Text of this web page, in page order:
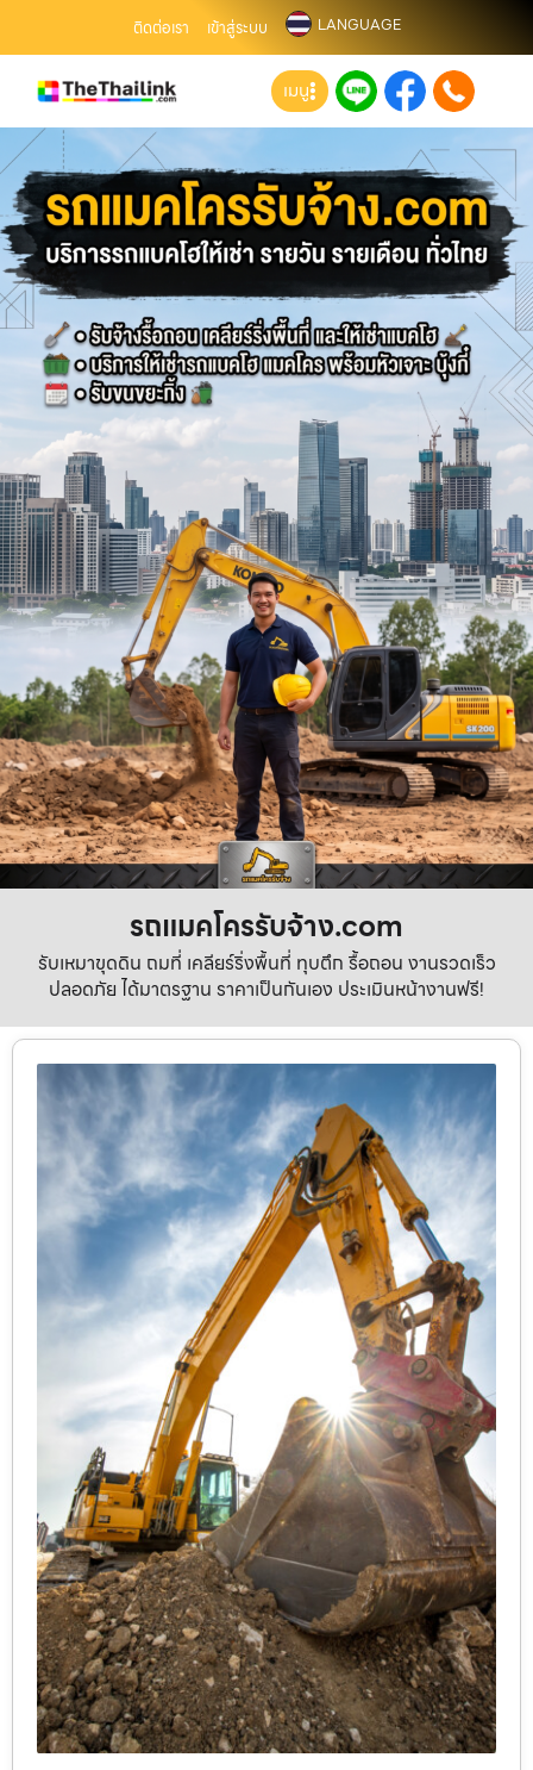
ติดต่อเรา เข้าสู่ระบบ LANGUAGE
เมนู
รถแมคโครรับจ้าง.com
รับเหมาขุดดิน ถมที่ เคลียร์ริ่งพื้นที่ ทุบตึก รื้อถอน งานรวดเร็ว
ปลอดภัย ได้มาตรฐาน ราคาเป็นกันเอง ประเมินหน้างานฟรี!